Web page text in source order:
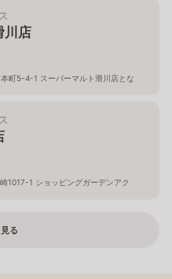
川店
町5-4-1 スーパーマルト滑川店とな
1017-1 ショッピングガーデンアク
る